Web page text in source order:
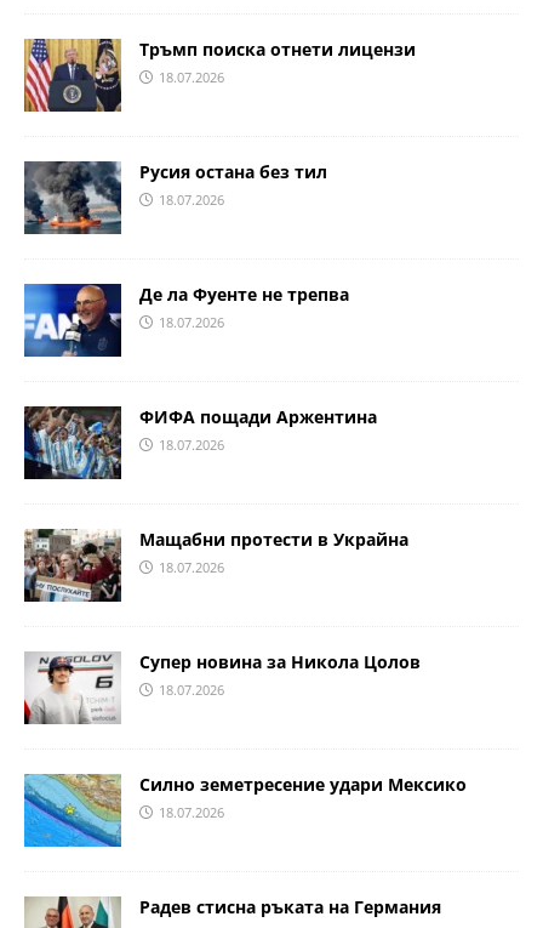
Тръмп поиска отнети лицензи
18.07.2026
Русия остана без тил
18.07.2026
Де ла Фуенте не трепва
18.07.2026
ФИФА пощади Аржентина
18.07.2026
Мащабни протести в Украйна
18.07.2026
Супер новина за Никола Цолов
18.07.2026
Силно земетресение удари Мексико
18.07.2026
Радев стисна ръката на Германия